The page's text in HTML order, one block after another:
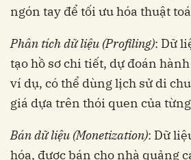
ngón tay để tối ưu hóa thuật
Phân tích dữ liệu (Profiling): Dữ
tạo hồ sơ chi tiết, dự đoán
ví dụ, có thể dùng lịch sử di
giá dựa trên thói quen của
Bán dữ liệu (Monetization): Dữ
hóa, được bán cho nhà quảng